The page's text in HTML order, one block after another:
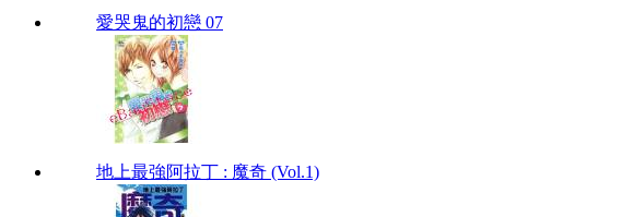
愛哭鬼的初戀 07
地上最強阿拉丁 : 魔奇 (Vol.1)